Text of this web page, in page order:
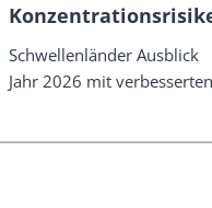
Schwellenländer Ausblick
Jahr 2026 mit